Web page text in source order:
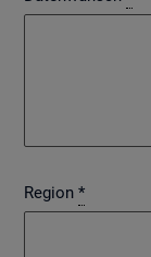
Region *